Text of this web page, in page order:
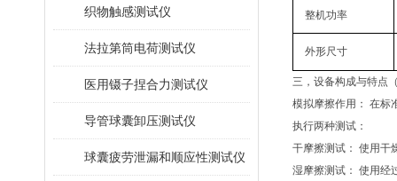
织物触感测试仪
法拉第筒电荷测试仪
医用镊子捏合力测试仪
导管球囊卸压测试仪
球囊疲劳泄漏和顺应性测试仪
整机功率
外形尺寸
三， 设备构成与特点
模拟摩擦作用： 在标
执行两种测试：
干摩擦测试： 使用干
湿摩擦测试： 使用经